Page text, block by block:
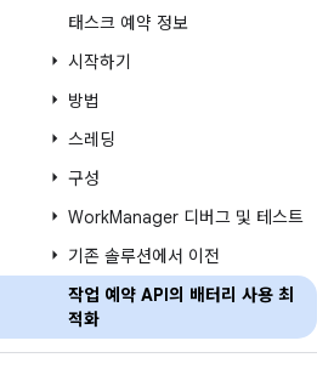
태스크 예약 정보
시작하기
방법
스레딩
구성
WorkManager 디버그 및 테스트
기존 솔루션에서 이전
작업 예약 API의 배터리 사용 최
적화